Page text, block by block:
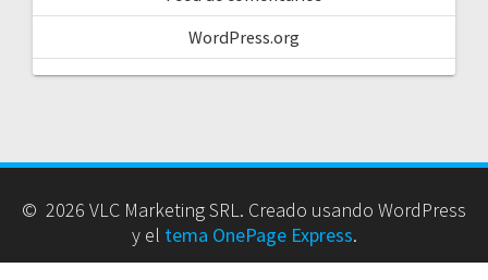
WordPress.org
© 2026 VLC Marketing SRL. Creado usando WordPress
y el tema OnePage Express.